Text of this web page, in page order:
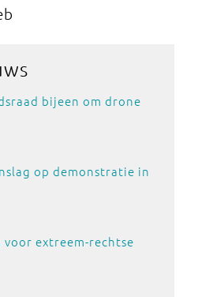
bijeen om drone
op demonstratie in
extreem-rechtse